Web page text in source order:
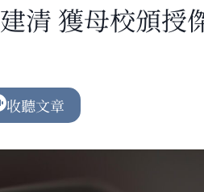
清 獲母校頒授
收聽文章